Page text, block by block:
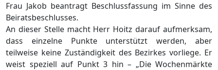
Frau Jakob beantragt Beschlussfassung im Sinne des
Beiratsbeschlusses.
An dieser Stelle macht Herr Hoitz darauf aufmerksam,
dass einzelne Punkte unterstützt werden, aber
teilweise keine Zuständigkeit des Bezirkes vorliege. Er
weist speziell auf Punkt 3 hin – „Die Wochenmärkte